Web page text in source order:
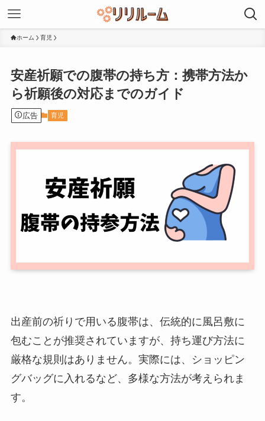
ホーム 育児
安産祈願での腹帯の持ち方：携帯方法か
ら祈願後の対応までのガイド
広告 育児
出産前の祈りで用いる腹帯は、伝統的に風呂敷に
包むことが推奨されていますが、持ち運び方法に
厳格な規則はありません。実際には、ショッピン
グバッグに入れるなど、多様な方法が考えられま
す。